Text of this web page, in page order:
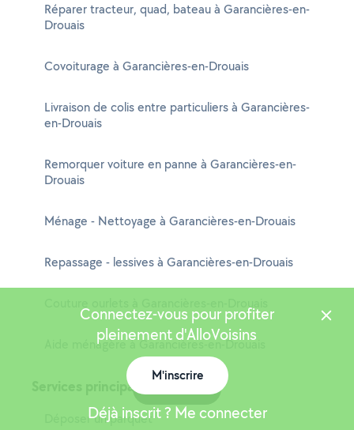
Réparer tracteur, quad, bateau à Garancières-en-
Drouais
Covoiturage à Garancières-en-Drouais
Livraison de colis entre particuliers à Garancières-
en-Drouais
Remorquer voiture en panne à Garancières-en-
Drouais
Ménage - Nettoyage à Garancières-en-Drouais
Repassage - lessives à Garancières-en-Drouais
Aide ménagère à Garancières-en-Drouais
Services principaux
Déposer un parquet
Connectez-vous pour profiter
pleinement d'AlloVoisins
M'inscrire
Déjà inscrit ? Me connecter